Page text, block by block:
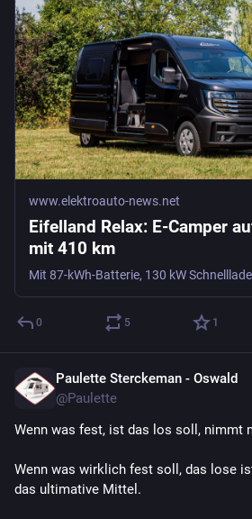
Neben der Küche ist auch noch ein
Das Kabel hinter dem Tank habe ich
der Sitzbank hoch gelegt und dann eine
Seitenverkleidung des Küchenblocks …
geschraubt. Ich drehe nicht gerne
Holzoberflächen vom Möbelstücken.
so gut wie nicht sichtbar und ja auch
verdeckt. Der Plan ist, dass mit diesen
Lademögllichkeiten nicht mehr so viel
Urlaub bewährt.
Das ganze Gesummse war übrigens
wenn man sich dann die Preise
Caravanhersteller für solche USB-
Aufpreisliste der Wohnwagen aufrufen,
die Lust! Das ist unverschämt.
https://www.andreas-edler.de/blog/
im-eriba-nova-545/
#Konsum
www.elektroauto-news.net
Eifelland Relax: E-Camper
mit 410 km
0 5 1
Paulette Sterckeman - Oswald
@Paulette
Wenn was fest, ist das los soll, nimmt
Wenn was wirklich fest soll, das lose
das ultimative Mittel.